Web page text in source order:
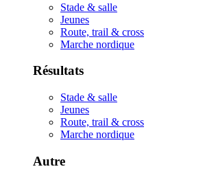
Stade & salle
Jeunes
Route, trail & cross
Marche nordique
Résultats
Stade & salle
Jeunes
Route, trail & cross
Marche nordique
Autre